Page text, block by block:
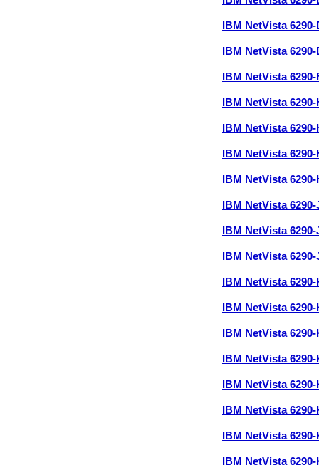
IBM NetVista
IBM NetVista
IBM NetVista
IBM NetVista
IBM NetVista
IBM NetVista
IBM NetVista
IBM NetVista
IBM NetVista
IBM NetVista
IBM NetVista
IBM NetVista
IBM NetVista
IBM NetVista
IBM NetVista
IBM NetVista
IBM NetVista
IBM NetVista